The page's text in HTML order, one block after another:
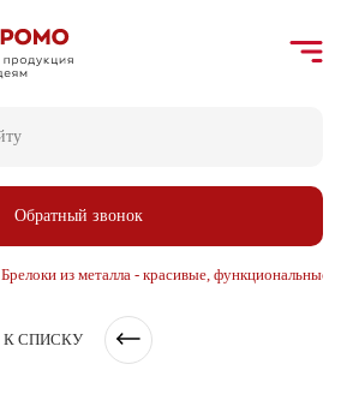
Обратный звонок
Брелоки из металла - красивые, функциональные,
К СПИСКУ